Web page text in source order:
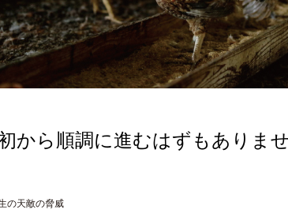
から順調に進むはずもありま
の天敵の脅威